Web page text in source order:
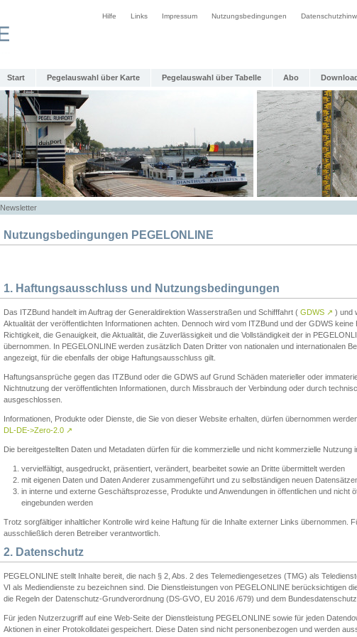
Hilfe Links Impressum Nutzungsbedingungen
Start Pegelauswahl über Karte Pegelauswahl über Tabelle Abo
Newsletter
Nutzungsbedingungen PEGELONLINE
1. Haftungsausschluss und Nutzungsbedingungen
Das ITZBund handelt im Auftrag der Generaldirektion Wasserstraßen und Schifffahrt ( GDWS ↗ ) und
Aktualität der veröffentlichten Informationen achten. Dennoch wird vom ITZBund und der GDWS
Richtigkeit, die Genauigkeit, die Aktualität, die Zuverlässigkeit und die Vollständigkeit der in
übernommen. In PEGELONLINE werden zusätzlich Daten Dritter von nationalen und internationalen
angezeigt, für die ebenfalls der obige Haftungsausschluss gilt.
Haftungsansprüche gegen das ITZBund oder die GDWS auf Grund Schäden materieller oder
Nichtnutzung der veröffentlichten Informationen, durch Missbrauch der Verbindung oder durch
ausgeschlossen.
Informationen, Produkte oder Dienste, die Sie von dieser Website erhalten, dürfen übernommen
DL-DE->Zero-2.0 ↗
Die bereitgestellten Daten und Metadaten dürfen für die kommerzielle und nicht kommerzielle Nutzung
vervielfältigt, ausgedruckt, präsentiert, verändert, bearbeitet sowie an Dritte übermittelt werden
mit eigenen Daten und Daten Anderer zusammengeführt und zu selbständigen neuen
in interne und externe Geschäftsprozesse, Produkte und Anwendungen in öffentlichen und nicht
eingebunden werden
Trotz sorgfältiger inhaltlicher Kontrolle wird keine Haftung für die Inhalte externer Links übernommen.
ausschließlich deren Betreiber verantwortlich.
2. Datenschutz
PEGELONLINE stellt Inhalte bereit, die nach § 2, Abs. 2 des Telemediengesetzes (TMG) als
VI als Mediendienste zu bezeichnen sind. Die Dienstleistungen von PEGELONLINE berücksichtigen
die Regeln der Datenschutz-Grundverordnung (DS-GVO, EU 2016 /679) und dem
Für jeden Nutzerzugriff auf eine Web-Seite der Dienstleistung PEGELONLINE sowie für jeden
Aktionen in einer Protokolldatei gespeichert. Diese Daten sind nicht personenbezogen und werden